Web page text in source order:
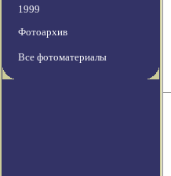
1999
Фотоархив
Все фотоматериалы